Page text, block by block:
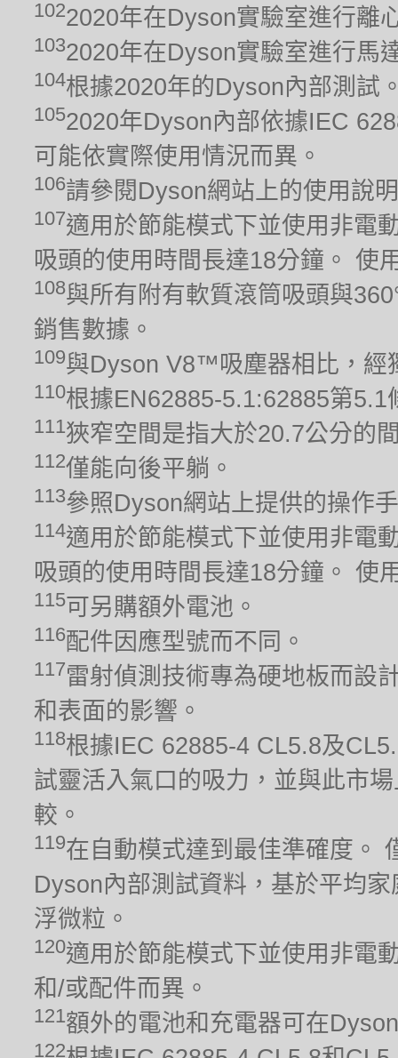
1022020年在Dyson實驗室進行離
1032020年在Dyson實驗室進行馬
104根據2020年的Dyson內部測試
1052020年Dyson內部依據IEC
可能依實際使用情況而異。
106請參閱Dyson網站上的使用說
107適用於節能模式下並使用非電
吸頭的使用時間長達18分鐘。 使
108與所有附有軟質滾筒吸頭與
銷售數據。
109與Dyson V8™吸塵器相比，經
110根據EN62885-5.1:62885第
111狹窄空間是指大於20.7公分的
112僅能向後平躺。
113參照Dyson網站上提供的操作
114適用於節能模式下並使用非電
吸頭的使用時間長達18分鐘。 使
115可另購額外電池。
116配件因應型號而不同。
117雷射偵測技術專為硬地板而設
和表面的影響。
118根據IEC 62885-4 CL5.8及
試靈活入氣口的吸力，並與此市
較。
119在自動模式達到最佳準確度。
Dyson內部測試資料，基於平均
浮微粒。
120適用於節能模式下並使用非電
和/或配件而異。
121額外的電池和充電器可在
122